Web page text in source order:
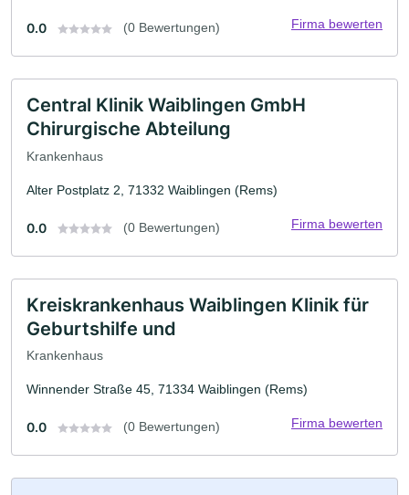
0.0 (0 Bewertungen) Firma bewerten
Central Klinik Waiblingen GmbH
Chirurgische Abteilung
Krankenhaus
Alter Postplatz 2, 71332 Waiblingen (Rems)
0.0 (0 Bewertungen) Firma bewerten
Kreiskrankenhaus Waiblingen Klinik für
Geburtshilfe und
Krankenhaus
Winnender Straße 45, 71334 Waiblingen (Rems)
0.0 (0 Bewertungen) Firma bewerten